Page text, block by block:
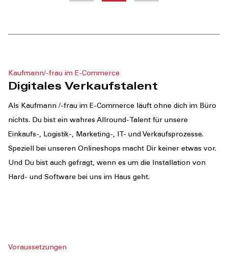
Kaufmann/-frau im E-Commerce
Digitales Verkaufstalent
Als Kaufmann /-frau im E-Commerce läuft ohne dich im Büro
nichts. Du bist ein wahres Allround-Talent für unsere
Einkaufs-, Logistik-, Marketing-, IT- und Verkaufsprozesse.
Speziell bei unseren Onlineshops macht Dir keiner etwas vor.
Und Du bist auch gefragt, wenn es um die Installation von
Hard- und Software bei uns im Haus geht.
Voraussetzungen